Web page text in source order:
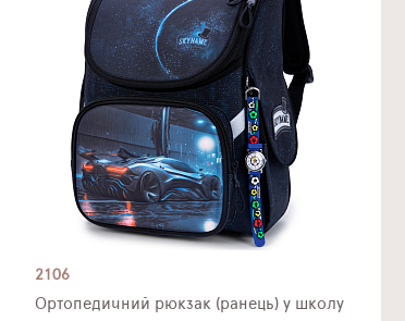
2106
Ортопедичний рюкзак (ранець) у школу